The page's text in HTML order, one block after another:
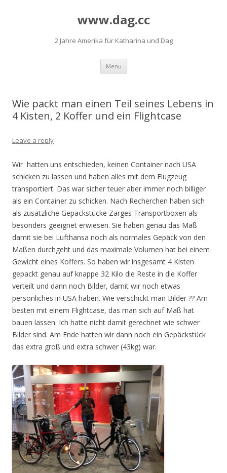
www.dag.cc
2 Jahre Amerika für Katharina und Dag
Menu Skip
content
Wie packt man einen Teil seines Lebens in
4 Kisten, 2 Koffer und ein Flightcase
Leave a reply
Wir hatten uns entschieden, keinen Container nach USA
schicken zu lassen und haben alles mit dem Flugzeug
transportiert. Das war sicher teuer aber immer noch billiger
als ein Container zu schicken. Nach Recherchen haben sich
als zusätzliche Gepäckstücke Zarges Transportboxen als
besonders geeignet erwiesen. Sie haben genau das Maß
damit sie bei Lufthansa noch als normales Gepäck von den
Maßen durchgeht und das maximale Volumen hat bei einem
Gewicht eines Koffers. So haben wir insgesamt 4 Kisten
gepackt genau auf knappe 32 Kilo die Reste in die Koffer
verteilt und dann noch Bilder, damit wir noch etwas
persönliches in USA haben. Wie verschickt man Bilder ?? Am
besten mit einem Flightcase, das man sich auf Maß hat
bauen lassen. Ich hatte nicht damit gerechnet wie schwer
Bilder sind. Am Ende hatten wir dann noch ein Gepäckstück
das extra groß und extra schwer (43kg) war.